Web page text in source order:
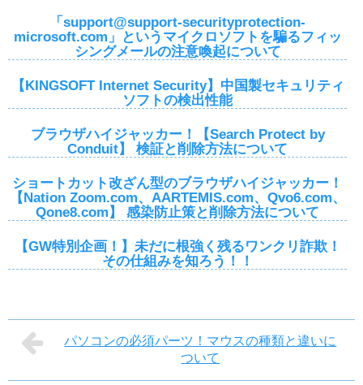
「support@support-securityprotection-
microsoft.com」というマイクロソフトを騙るフィッ
シングメールの注意喚起について
【KINGSOFT Internet Security】中国製セキュリティ
ソフトの検出性能
ブラウザハイジャッカー！【Search Protect by
Conduit】 検証と削除方法について
ショートカット改ざん型のブラウザハイジャッカー！
【Nation Zoom.com、AARTEMIS.com、Qvo6.com、
Qone8.com】 感染防止策と削除方法について
【GW特別企画！】未だに根強く残るワンクリ詐欺！
その仕組みを知ろう！！
パソコンの必須パーツ！マウスの種類と違いに
ついて